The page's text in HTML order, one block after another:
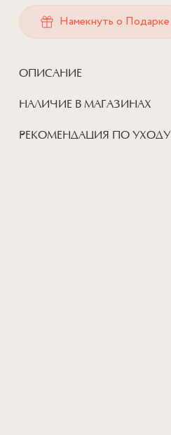
Намекнуть о Подарке
ОПИСАНИЕ
НАЛИЧИЕ В МАГАЗИНАХ
РЕКОМЕНДАЦИЯ ПО УХОДУ